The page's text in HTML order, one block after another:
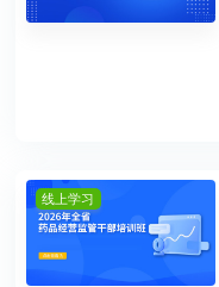
线上学习